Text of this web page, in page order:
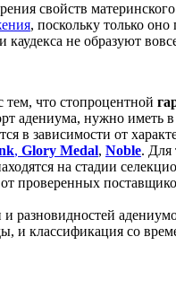
свойств
, поскольку только
не образуют
тем, что стопроцентной
адениума, нужно иметь
в зависимости от
, Glory Medal, Noble. Для
на стадии
проверенных
разновидностей
и классификация со